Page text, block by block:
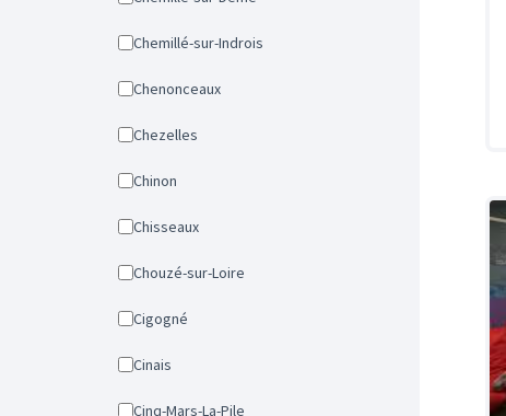
Chemillé-sur-Indrois
Chenonceaux
Chezelles
Chinon
Chisseaux
Chouzé-sur-Loire
Cigogné
Cinais
Cinq-Mars-La-Pile